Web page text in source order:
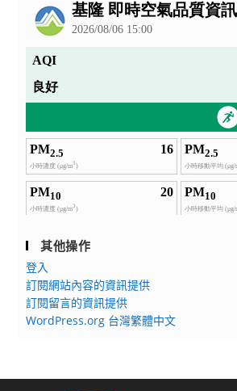
其他操作
登入
訂閱網站內容的資訊提供
訂閱留言的資訊提供
WordPress.org 台灣繁體中文